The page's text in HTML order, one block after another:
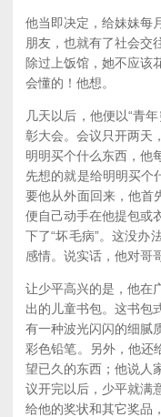
他当即决定，给妹妹每
朋友，也就有了社会交
除过上饭馆，她不应该
会懂的！他想。
几天以后，他便以“青
彰大会。会议只开两天
明明买个什么东西，他
先想的就是给明明买个
要他从外面回来，他首
便自己动手在他提包或
下了“坏毛病”。这没办
感情。说实话，他对哥
让少平高兴的是，他在
出的儿童书包。这书包
有一种波光闪闪的细腻
彩色铅笔。另外，他还
望已久的东西；他说
议开完以后，少平就满
给他的奖状和其它奖品